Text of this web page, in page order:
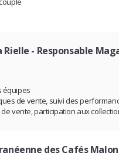
Rielle - Responsable
équipes
de vente, suivi des
vente, participation aux
des Cafés